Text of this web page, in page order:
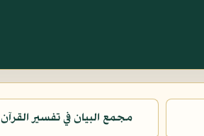
مجمع البيان في تفسير القرآن